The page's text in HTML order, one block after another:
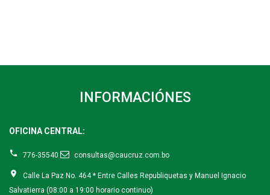
INFORMACIÓNES
OFICINA CENTRAL:
776-35540 consultas@caucruz.com.bo
Calle La Paz No. 464 * Entre Calles Republiquetas y Manuel Ignacio
Salvatierra (08:00 a 19:00 horario continuo)